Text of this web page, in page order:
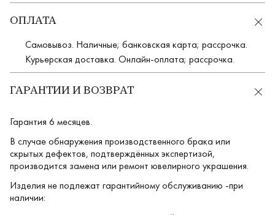
ОПЛАТА
Самовывоз. Наличные; банковская карта; рассрочка.
Курьерская доставка. Онлайн-оплата; рассрочка.
ГАРАНТИИ И ВОЗВРАТ
Гарантия 6 месяцев.
В случае обнаружения производственного брака или
скрытых дефектов, подтверждённых экспертизой,
производится замена или ремонт ювелирного украшения.
Изделия не подлежат гарантийному обслуживанию -при
наличии: